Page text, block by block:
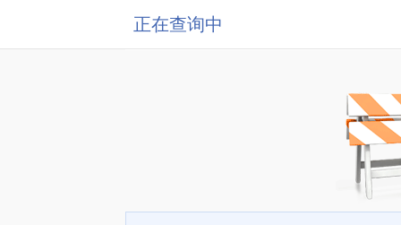
正在查询中